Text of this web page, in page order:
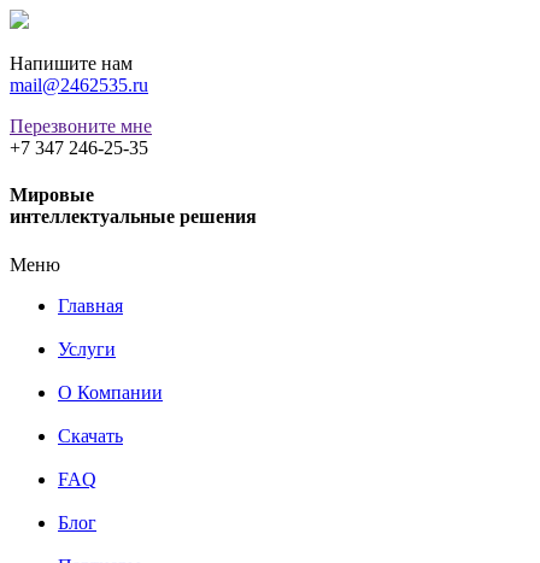
Напишите нам
mail@2462535.ru
Перезвоните мне
+7 347 246-25-35
Мировые
интеллектуальные решения
Меню
Главная
Услуги
О Компании
Скачать
FAQ
Блог